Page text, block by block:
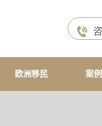
欧洲移民 案